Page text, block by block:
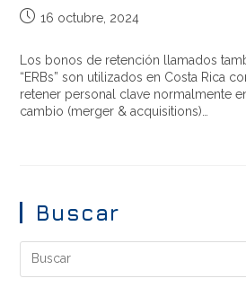
16 octubre, 2024
Los bonos de retención llamados
“ERBs” son utilizados en Costa Rica
retener personal clave normalmente
cambio (merger & acquisitions)…
Buscar